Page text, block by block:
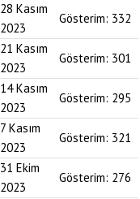
28 Kasım
2023
Gösterim: 332
21 Kasım
2023
Gösterim: 301
14 Kasım
2023
Gösterim: 295
7 Kasım
2023
Gösterim: 321
31 Ekim
2023
Gösterim: 276